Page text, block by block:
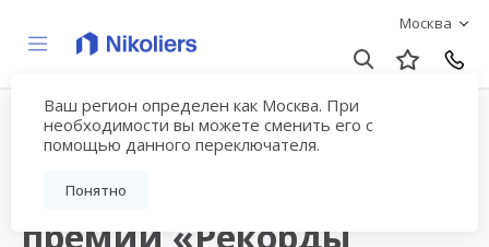
Москва
Ваш регион определен как Москва. При
необходимости вы можете сменить его с
помощью данного переключателя.
Понятно
Colliers International в
тройке финалистов
премии «Рекорды